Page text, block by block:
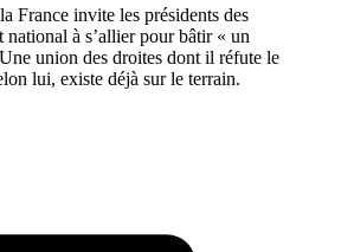
France invite les présidents des
à s’allier pour bâtir « un
union des droites dont il réfute le
lui, existe déjà sur le terrain.